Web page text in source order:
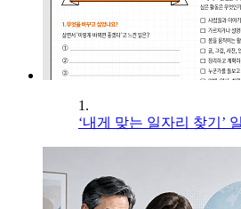
1.
‘내게 맞는 일자리 찾기’